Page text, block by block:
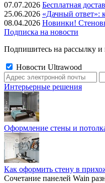
07.07.2026 Бесплатная
25.06.2026 «Дачный ответ»:
08.04.2026 Новинки!
Подписка на новости
Подпишитесь на рассылку и
Новости Ultrawood
Интерьерные решения
Оформление стены и
Как оформить стену в
Сочетание панелей Wain